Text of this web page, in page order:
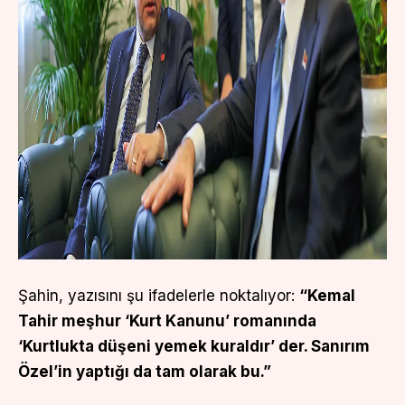
Şahin, yazısını şu ifadelerle noktalıyor: “Kemal
Tahir meşhur ‘Kurt Kanunu’ romanında
‘Kurtlukta düşeni yemek kuraldır’ der. Sanırım
Özel’in yaptığı da tam olarak bu.”